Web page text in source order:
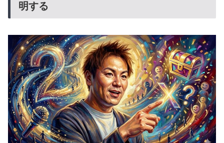
明する